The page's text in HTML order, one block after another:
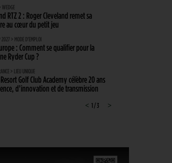
WEDGE
RTZ 2 : Roger Cleveland remet sa
au cœur du petit jeu
2027 > MODE D'EMPLOI
: Comment se qualifier pour la
Ryder Cup ?
> LIEU UNIQUE
Resort Golf Club Academy célèbre 20 ans
d’innovation et de transmission
!
< >
1 / 3